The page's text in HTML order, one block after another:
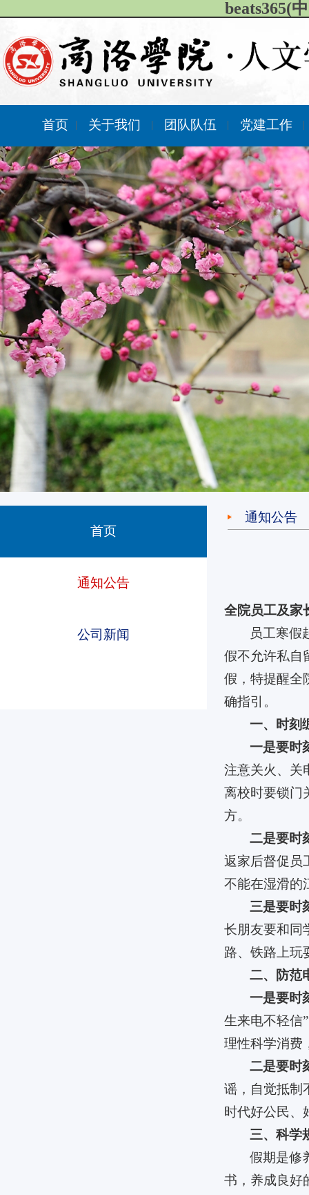
beats365(
首页 | 关于我们 | 团队队伍 | 党建工作 |
首页
通知公告
公司新闻
通知公告
全院员工及家
员工寒假
假不允许私自
假，特提醒全
确指引。
一、时刻
一是要时
注意关火、关
离校时要锁门
方。
二是要时
返家后督促员
不能在湿滑的
三是要时
长朋友要和同
路、铁路上玩
二、防范
一是要时
生来电不轻信
理性科学消费
二是要时
谣，自觉抵制
时代好公民、
三、科学
假期是修
书，养成良好